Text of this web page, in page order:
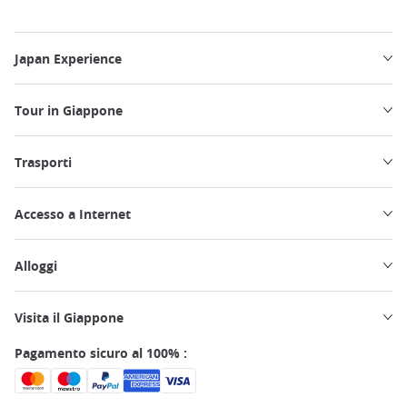
Japan Experience
Tour in Giappone
Trasporti
Accesso a Internet
Alloggi
Visita il Giappone
Pagamento sicuro al 100% :